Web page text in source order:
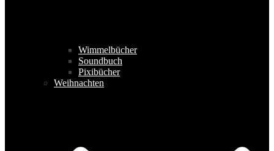
Wimmelbücher
Soundbuch
Pixibücher
Weihnachten